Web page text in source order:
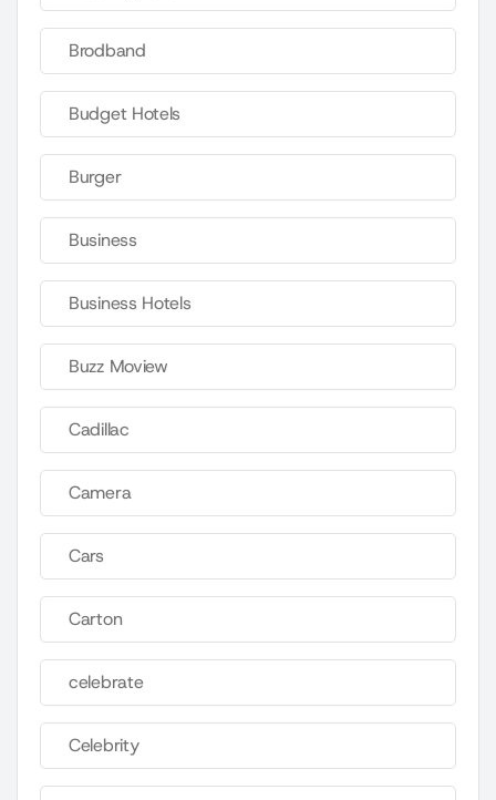
Brodband
Budget Hotels
Burger
Business
Business Hotels
Buzz Moview
Cadillac
Camera
Cars
Carton
celebrate
Celebrity